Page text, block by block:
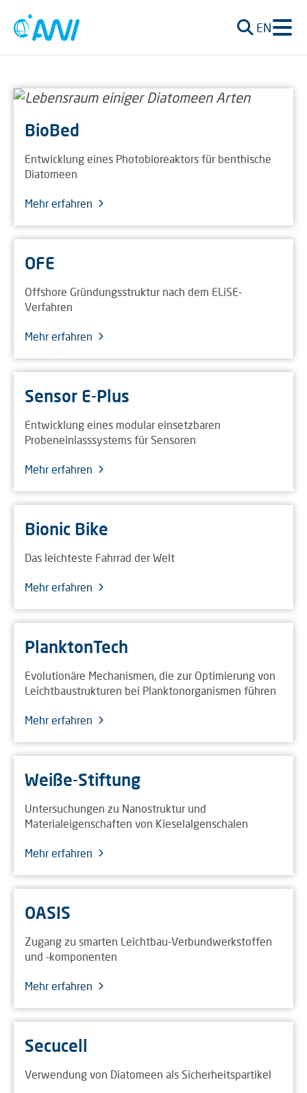
EN
BioBed
Entwicklung eines Photobioreaktors für benthische
Diatomeen
Mehr erfahren
OFE
Offshore Gründungsstruktur nach dem ELiSE-
Verfahren
Mehr erfahren
Sensor E-Plus
Entwicklung eines modular einsetzbaren
Probeneinlasssystems für Sensoren
Mehr erfahren
Bionic Bike
Das leichteste Fahrrad der Welt
Mehr erfahren
PlanktonTech
Evolutionäre Mechanismen, die zur Optimierung von
Leichtbaustrukturen bei Planktonorganismen führen
Mehr erfahren
Weiße-Stiftung
Untersuchungen zu Nanostruktur und
Materialeigenschaften von Kieselalgenschalen
Mehr erfahren
OASIS
Zugang zu smarten Leichtbau-Verbundwerkstoffen
und -komponenten
Mehr erfahren
Secucell
Verwendung von Diatomeen als Sicherheitspartikel